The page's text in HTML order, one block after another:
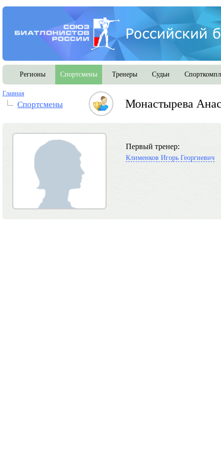
Регионы Спортсмены Тренеры Судьи
Главная
Спортсмены Монастырева
Первый тренер:
Клименков Игорь Георгиевич